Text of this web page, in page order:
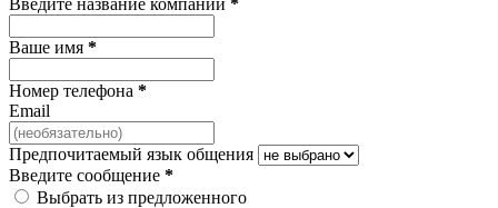
Введите название компании *
Ваше имя *
Номер телефона *
Email
Предпочитаемый язык общения
Введите сообщение *
Выбрать из предложенного